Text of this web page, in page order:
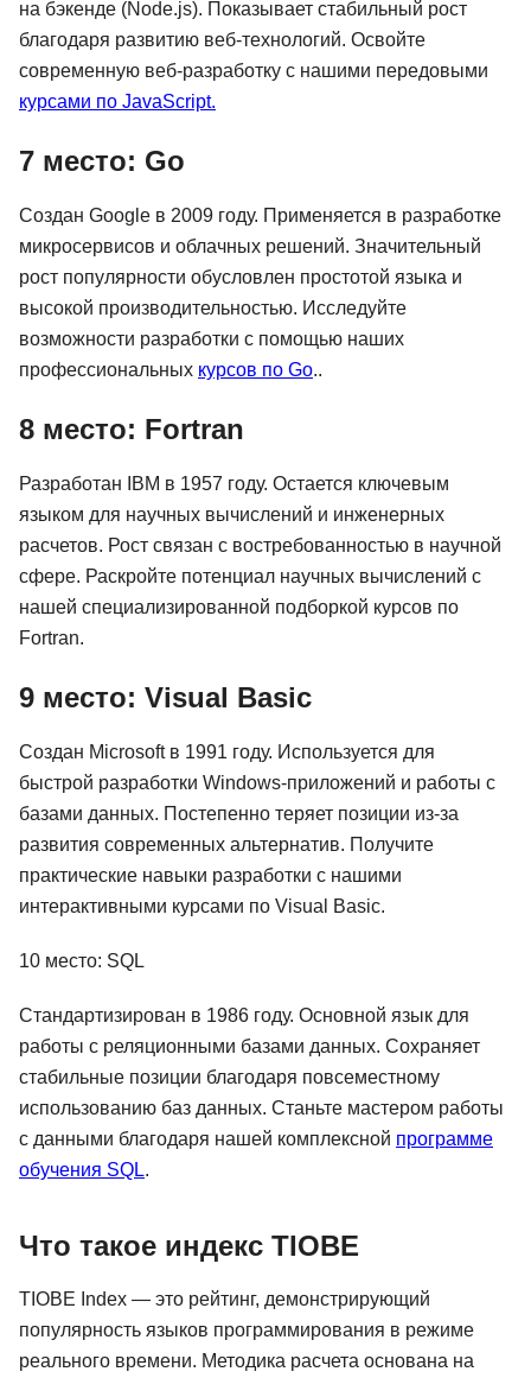
на бэкенде (Node.js). Показывает стабильный рост
благодаря развитию веб-технологий. Освойте
современную веб-разработку с нашими передовыми
курсами по JavaScript.
7 место: Go
Создан Google в 2009 году. Применяется в разработке
микросервисов и облачных решений. Значительный
рост популярности обусловлен простотой языка и
высокой производительностью. Исследуйте
возможности разработки с помощью наших
профессиональных курсов по Go..
8 место: Fortran
Разработан IBM в 1957 году. Остается ключевым
языком для научных вычислений и инженерных
расчетов. Рост связан с востребованностью в научной
сфере. Раскройте потенциал научных вычислений с
нашей специализированной подборкой курсов по
Fortran.
9 место: Visual Basic
Создан Microsoft в 1991 году. Используется для
быстрой разработки Windows-приложений и работы с
базами данных. Постепенно теряет позиции из-за
развития современных альтернатив. Получите
практические навыки разработки с нашими
интерактивными курсами по Visual Basic.
10 место: SQL
Стандартизирован в 1986 году. Основной язык для
работы с реляционными базами данных. Сохраняет
стабильные позиции благодаря повсеместному
использованию баз данных. Станьте мастером работы
с данными благодаря нашей комплексной программе
обучения SQL.
Что такое индекс TIOBE
TIOBE Index — это рейтинг, демонстрирующий
популярность языков программирования в режиме
реального времени. Методика расчета основана на